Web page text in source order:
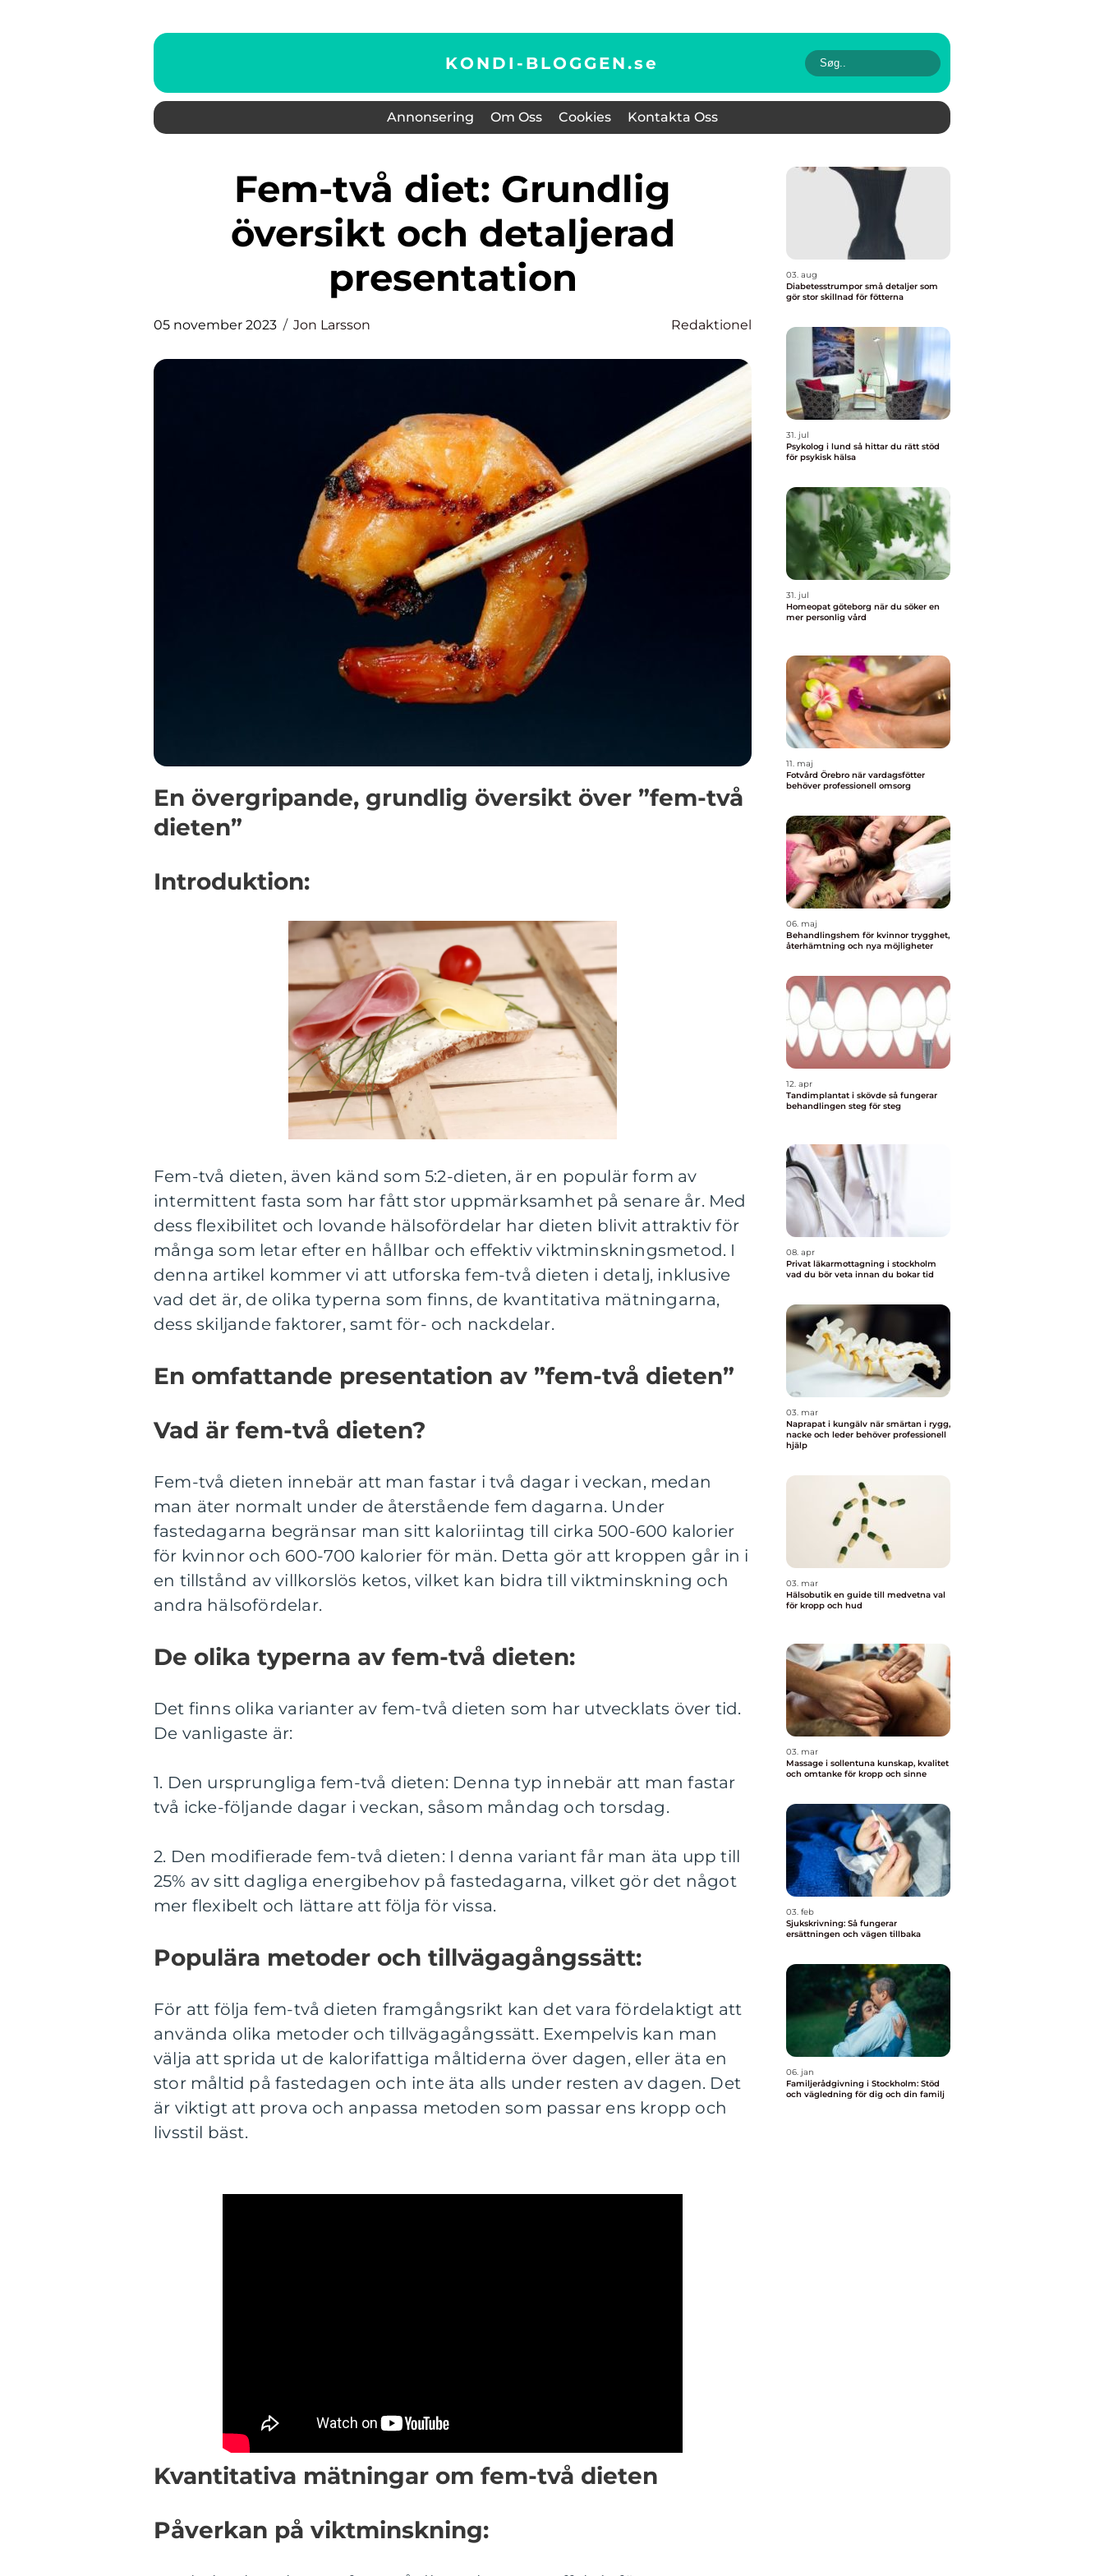
KONDI-BLOGGEN.se
Annonsering Om Oss Cookies Kontakta Oss
Fem-två diet: Grundlig
översikt och detaljerad
presentation
05 november 2023 Jon Larsson Redaktionel
En övergripande, grundlig översikt över ”fem-två
dieten”
Introduktion:
Fem-två dieten, även känd som 5:2-dieten, är en populär form av
intermittent fasta som har fått stor uppmärksamhet på senare år. Med
dess flexibilitet och lovande hälsofördelar har dieten blivit attraktiv för
många som letar efter en hållbar och effektiv viktminskningsmetod. I
denna artikel kommer vi att utforska fem-två dieten i detalj, inklusive
vad det är, de olika typerna som finns, de kvantitativa mätningarna,
dess skiljande faktorer, samt för- och nackdelar.
En omfattande presentation av ”fem-två dieten”
Vad är fem-två dieten?
Fem-två dieten innebär att man fastar i två dagar i veckan, medan
man äter normalt under de återstående fem dagarna. Under
fastedagarna begränsar man sitt kaloriintag till cirka 500-600 kalorier
för kvinnor och 600-700 kalorier för män. Detta gör att kroppen går in i
en tillstånd av villkorslös ketos, vilket kan bidra till viktminskning och
andra hälsofördelar.
De olika typerna av fem-två dieten:
Det finns olika varianter av fem-två dieten som har utvecklats över tid.
De vanligaste är:
1. Den ursprungliga fem-två dieten: Denna typ innebär att man fastar
två icke-följande dagar i veckan, såsom måndag och torsdag.
2. Den modifierade fem-två dieten: I denna variant får man äta upp till
25% av sitt dagliga energibehov på fastedagarna, vilket gör det något
mer flexibelt och lättare att följa för vissa.
Populära metoder och tillvägagångssätt:
För att följa fem-två dieten framgångsrikt kan det vara fördelaktigt att
använda olika metoder och tillvägagångssätt. Exempelvis kan man
välja att sprida ut de kalorifattiga måltiderna över dagen, eller äta en
stor måltid på fastedagen och inte äta alls under resten av dagen. Det
är viktigt att prova och anpassa metoden som passar ens kropp och
livsstil bäst.
Kvantitativa mätningar om fem-två dieten
Påverkan på viktminskning:
03. aug
Diabetesstrumpor små detaljer som
gör stor skillnad för fötterna
31. jul
Psykolog i lund så hittar du rätt stöd
för psykisk hälsa
31. jul
Homeopat göteborg när du söker en
mer personlig vård
11. maj
Fotvård Örebro när vardagsfötter
behöver professionell omsorg
06. maj
Behandlingshem för kvinnor trygghet,
återhämtning och nya möjligheter
12. apr
Tandimplantat i skövde så fungerar
behandlingen steg för steg
08. apr
Privat läkarmottagning i stockholm
vad du bör veta innan du bokar tid
03. mar
Naprapat i kungälv när smärtan i rygg,
nacke och leder behöver professionell
hjälp
03. mar
Hälsobutik en guide till medvetna val
för kropp och hud
03. mar
Massage i sollentuna kunskap, kvalitet
och omtanke för kropp och sinne
03. feb
Sjukskrivning: Så fungerar
ersättningen och vägen tillbaka
06. jan
Familjerådgivning i Stockholm: Stöd
och vägledning för dig och din familj